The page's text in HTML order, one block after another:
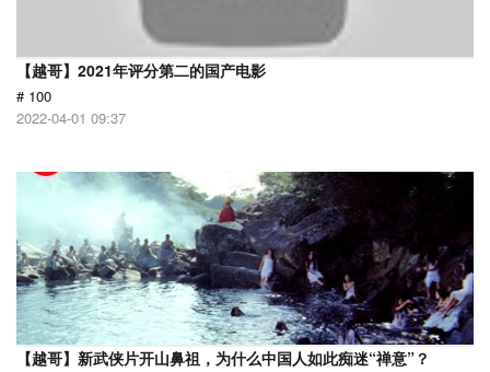
【越哥】2021年评分第二的国产电影
# 100
2022-04-01 09:37
【越哥】新武侠片开山鼻祖，为什么中国人如此痴迷“禅意”？